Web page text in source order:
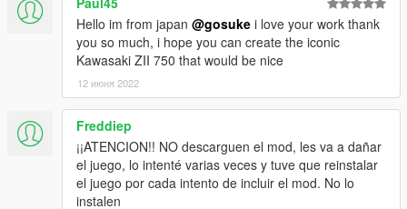
Hello im from japan @gosuke i love your work thank
you so much, i hope you can create the iconic
Kawasaki ZII 750 that would be nice
12 июня 2022
Freddiep
¡¡ATENCION!! NO descarguen el mod, les va a dañar
el juego, lo intenté varias veces y tuve que reinstalar
el juego por cada intento de incluir el mod. No lo
instalen